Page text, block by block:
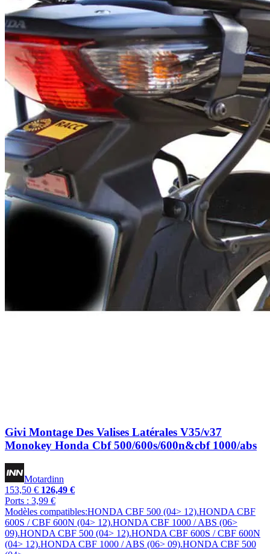
Givi Montage Des Valises Latérales V35/v37
Monokey Honda Cbf 500/600s/600n&cbf 1000/abs
Motardinn
153,50 € 126,49 €
Ports : 3,99 €
Modèles compatibles:HONDA CBF 500 (04> 12).HONDA CBF
600S / CBF 600N (04> 12).HONDA CBF 1000 / ABS (06>
09).HONDA CBF 500 (04> 12).HONDA CBF 600S / CBF 600N
(04> 12).HONDA CBF 1000 / ABS (06> 09).HONDA CBF 500